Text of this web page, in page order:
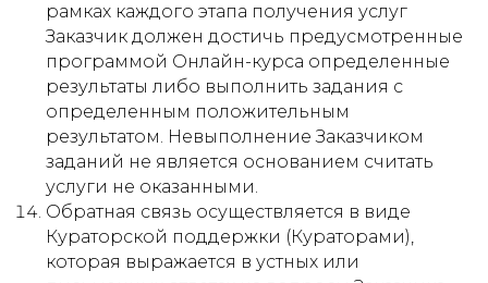
рамках каждого этапа получения услуг
Заказчик должен достичь предусмотренные
программой Онлайн-курса определенные
результаты либо выполнить задания с
определенным положительным
результатом. Невыполнение Заказчиком
заданий не является основанием считать
услуги не оказанными.
Обратная связь осуществляется в виде
Кураторской поддержки (Кураторами),
которая выражается в устных или